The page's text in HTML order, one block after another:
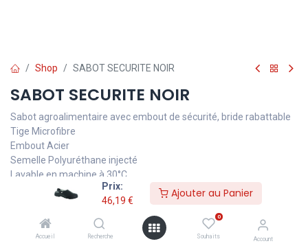
Prix:
46,19 €
Ajouter au Panier
Accueil Recherche
0
Souhaits Account
Shop SABOT SECURITE NOIR
SABOT SECURITE NOIR
Sabot agroalimentaire avec embout de sécurité, bride rabattable
Tige Microfibre
Embout Acier
Semelle Polyuréthane injecté
Lavable en machine à 30°C
46,19€ TVA comprise